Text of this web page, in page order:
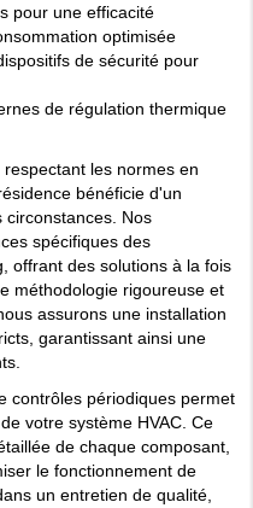
pour une efficacité
optimisée
de sécurité pour
de régulation thermique
les normes en
bénéficie d'un
Nos
spécifiques des
offrant des solutions à la fois
méthodologie rigoureuse et
assurons une installation
garantissant ainsi une
contrôles périodiques permet
votre système HVAC. Ce
de chaque composant,
le fonctionnement de
un entretien de qualité,